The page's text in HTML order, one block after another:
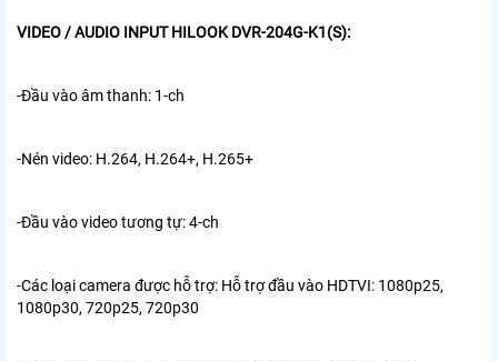
VIDEO / AUDIO INPUT HILOOK DVR-204G-K1(S):
-Đầu vào âm thanh: 1-ch
-Nén video: H.264, H.264+, H.265+
-Đầu vào video tương tự: 4-ch
-Các loại camera được hỗ trợ: Hỗ trợ đầu vào HDTVI: 1080p25,
1080p30, 720p25, 720p30